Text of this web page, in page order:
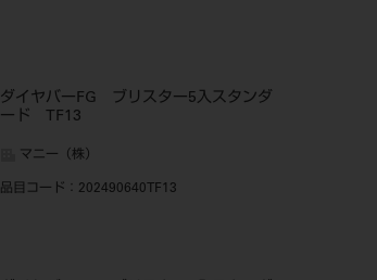
ダイヤバーFG ブリスター5入スタンダ
ード TF13
マニー（株）
品目コード ：202490640TF13